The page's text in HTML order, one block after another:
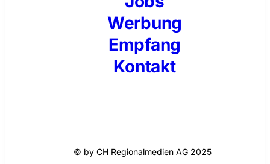
Werbung
Empfang
Kontakt
© by CH Regionalmedien AG 2025